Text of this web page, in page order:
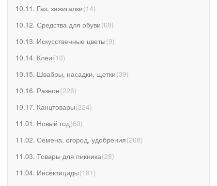
10.11. Газ, зажигалки(14)
10.12. Средства для обуви(68)
10.13. Искусственные цветы(9)
10.14. Клеи(10)
10.15. Швабры, насадки, щетки(39)
10.16. Разное(226)
10.17. Канцтовары(224)
11.01. Новый год(60)
11.02. Семена, огород, удобрения(268)
11.03. Товары для пикника(28)
11.04. Инсектициды(181 )